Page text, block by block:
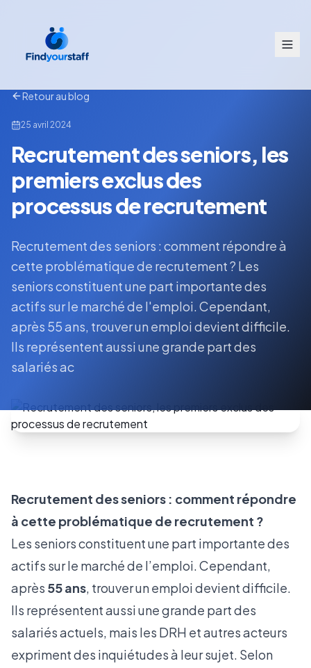
Retour au blog
25 avril 2024
Recrutement des seniors, les
premiers exclus des
processus de recrutement
Recrutement des seniors : comment répondre à
cette problématique de recrutement ? Les
seniors constituent une part importante des
actifs sur le marché de l'emploi. Cependant,
après 55 ans, trouver un emploi devient difficile.
Ils représentent aussi une grande part des
salariés ac
Recrutement des seniors : comment répondre
à cette problématique de recrutement ?
Les seniors constituent une part importante des
actifs sur le marché de l’emploi. Cependant,
après 55 ans, trouver un emploi devient difficile.
Ils représentent aussi une grande part des
salariés actuels, mais les DRH et autres acteurs
expriment des inquiétudes à leur sujet. Selon